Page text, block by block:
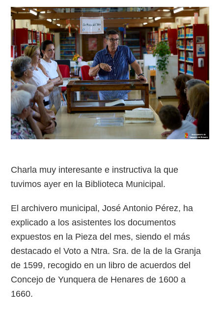
Charla muy interesante e instructiva la que
tuvimos ayer en la Biblioteca Municipal.
El archivero municipal, José Antonio Pérez, ha
explicado a los asistentes los documentos
expuestos en la Pieza del mes, siendo el más
destacado el Voto a Ntra. Sra. de la de la Granja
de 1599, recogido en un libro de acuerdos del
Concejo de Yunquera de Henares de 1600 a
1660.